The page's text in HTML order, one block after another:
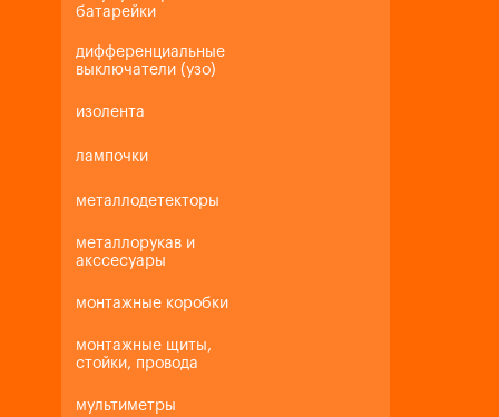
батарейки
дифференциальные
выключатели (узо)
изолента
лампочки
металлодетекторы
металлорукав и
акссесуары
монтажные коробки
монтажные щиты,
стойки, провода
мультиметры